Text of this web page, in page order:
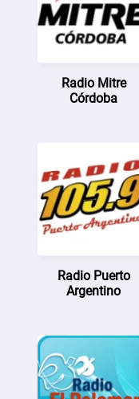
Radio Mitre
Córdoba
Radio Puerto
Argentino